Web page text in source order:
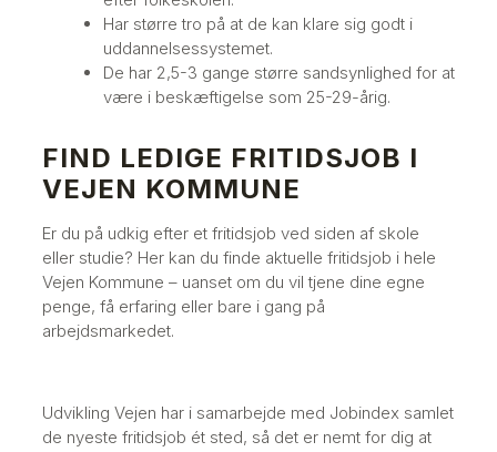
Har større tro på at de kan klare sig godt i
uddannelsessystemet.
De har 2,5-3 gange større sandsynlighed for at
være i beskæftigelse som 25-29-årig.
FIND LEDIGE FRITIDSJOB I
VEJEN KOMMUNE
Er du på udkig efter et fritidsjob ved siden af skole
eller studie? Her kan du finde aktuelle fritidsjob i hele
Vejen Kommune – uanset om du vil tjene dine egne
penge, få erfaring eller bare i gang på
arbejdsmarkedet.
Udvikling Vejen har i samarbejde med Jobindex samlet
de nyeste fritidsjob ét sted, så det er nemt for dig at